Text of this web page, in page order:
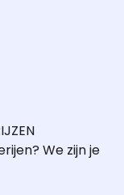
We zijn je